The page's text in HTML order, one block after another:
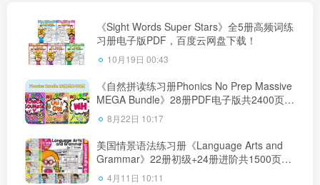
《Sight Words Super Stars》全5册高频词练
习册电子版PDF，百度云网盘下载！
10月19日 00:43
《自然拼读练习册Phonics No Prep Massive
MEGA Bundle》28册PDF电子版共2400页，
百度云网盘下载！
8月22日 10:17
美国情景语法练习册《Language Arts and
Grammar》22册初级+24册进阶共1500页，
百度云网盘下载！
4月11日 10:11